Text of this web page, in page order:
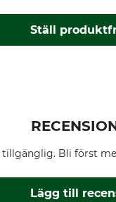
Ställ
Bli först
Lägg till